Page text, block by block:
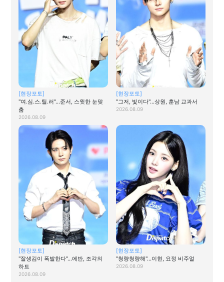
[현장포토]
"여.심.스.틸.러"…준서, 스윗한 눈맞
춤
2026.08.09
[현장포토]
"그저, 빛이다"…상원, 훈남 교과서
2026.08.09
[현장포토]
"잘생김이 폭발한다"…에반, 조각의
하트
2026.08.09
[현장포토]
"청량청량해"…이현, 요정 비주얼
2026.08.09